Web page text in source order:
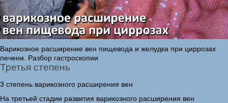
Варикозное расширение вен пищевода и желудка при циррозах
печени. Разбор гастроскопии
Третья степень
3 степень варикозного расширения вен
На третьей стадии развития варикозного расширения вен